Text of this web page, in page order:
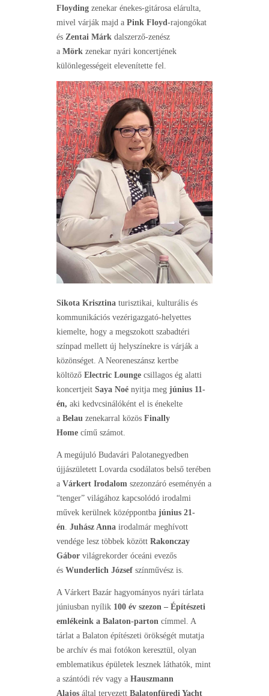
Floyding zenekar énekes-gitárosa elárulta,
mivel várják majd a Pink Floyd -rajongókat
és Zentai Márk dalszerző-zenész
a Mörk zenekar nyári koncertjének
különlegességeit elevenítette fel.
Sikota Krisztina turisztikai, kulturális és
kommunikációs vezérigazgató-helyettes
kiemelte, hogy a megszokott szabadtéri
színpad mellett új helyszínekre is várják a
közönséget. A Neoreneszánsz kertbe
költöző Electric Lounge csillagos ég alatti
koncertjeit Saya Noé nyitja meg június 11-
én, aki kedvcsinálóként el is énekelte
a Belau zenekarral közös Finally
Home című számot.
A megújuló Budavári Palotanegyedben
újjászületett Lovarda csodálatos belső terében
a Várkert Irodalom szezonzáró eseményén a
“tenger” világához kapcsolódó irodalmi
művek kerülnek középpontba június 21-
én Juhász Anna irodalmár meghívott
vendége lesz többek között Rakonczay
Gábor világrekorder óceáni evezős
és Wunderlich József színművész is.
A Várkert Bazár hagyományos nyári tárlata
júniusban nyílik 100 év szezon – Építészeti
emlékeink a Balaton-parton címmel. A
tárlat a Balaton építészeti örökségét mutatja
be archív és mai fotókon keresztül, olyan
emblematikus épületek lesznek láthatók, mint
a szántódi rév vagy a Hauszmann
Alajos által tervezett Balatonfüredi Yacht